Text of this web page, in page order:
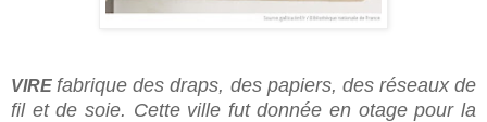
VIRE fabrique des draps, des papiers, des réseaux de
fil et de soie. Cette ville fut donnée en otage pour la